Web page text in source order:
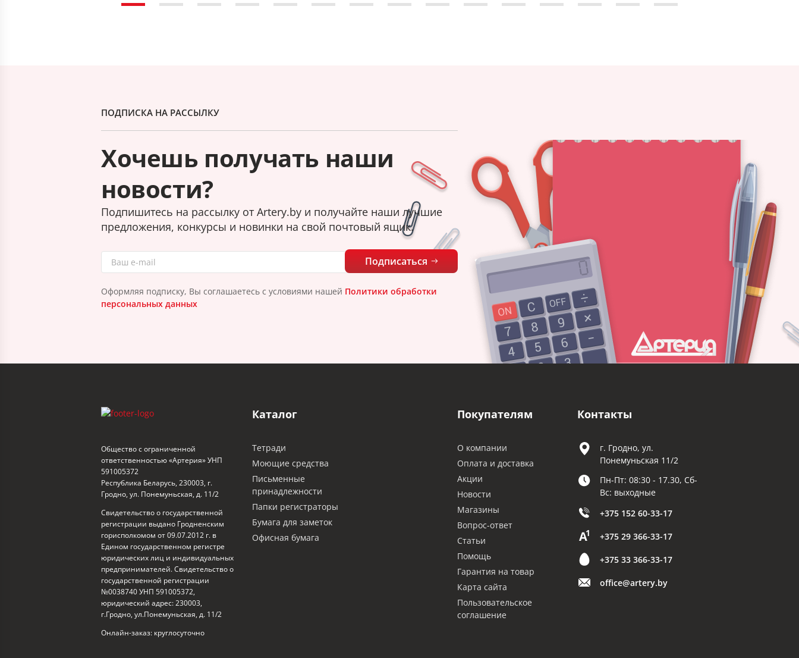
ПОДПИСКА НА РАССЫЛКУ
Хочешь получать наши
новости?
Подпишитесь на рассылку от Artery.by и получайте наши лучшие
предложения, конкурсы и новинки на свой почтовый ящик.
Подписаться
Оформляя подписку, Вы соглашаетесь с условиями нашей Политики обработки
персональных данных
Общество с ограниченной
ответственностью «Артерия» УНП
591005372
Республика Беларусь, 230003, г.
Гродно, ул. Понемуньская, д. 11/2
Свидетельство о государственной
регистрации выдано Гродненским
горисполкомом от 09.07.2012 г. в
Едином государственном регистре
юридических лиц и индивидуальных
предпринимателей. Свидетельство о
государственной регистрации
№0038740 УНП 591005372,
юридический адрес: 230003,
г.Гродно, ул.Понемуньская, д. 11/2
Онлайн-заказ: круглосуточно
Каталог
Тетради
Моющие средства
Письменные
принадлежности
Папки регистраторы
Бумага для заметок
Офисная бумага
Покупателям
О компании
Оплата и доставка
Акции
Новости
Магазины
Вопрос-ответ
Статьи
Помощь
Гарантия на товар
Карта сайта
Пользовательское
соглашение
Контакты
г. Гродно, ул.
Понемуньская 11/2
Пн-Пт: 08:30 - 17.30, Сб-
Вс: выходные
+375 152 60-33-17
+375 29 366-33-17
+375 33 366-33-17
office@artery.by